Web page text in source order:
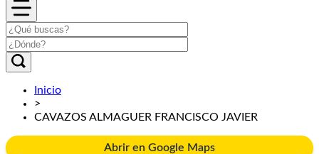
Inicio
>
CAVAZOS ALMAGUER FRANCISCO JAVIER
Abrir en Google Maps